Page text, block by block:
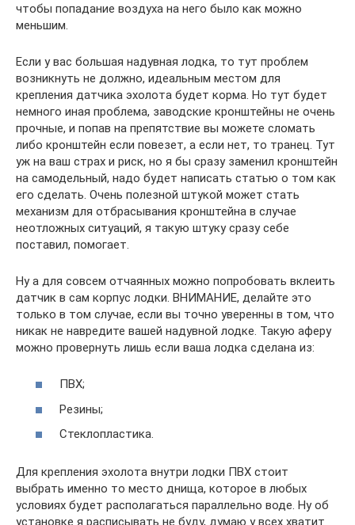
чтобы попадание воздуха на него было как можно
меньшим.
Если у вас большая надувная лодка, то тут проблем
возникнуть не должно, идеальным местом для
крепления датчика эхолота будет корма. Но тут будет
немного иная проблема, заводские кронштейны не очень
прочные, и попав на препятствие вы можете сломать
либо кронштейн если повезет, а если нет, то транец. Тут
уж на ваш страх и риск, но я бы сразу заменил кронштейн
на самодельный, надо будет написать статью о том как
его сделать. Очень полезной штукой может стать
механизм для отбрасывания кронштейна в случае
неотложных ситуаций, я такую штуку сразу себе
поставил, помогает.
Ну а для совсем отчаянных можно попробовать вклеить
датчик в сам корпус лодки. ВНИМАНИЕ, делайте это
только в том случае, если вы точно уверенны в том, что
никак не навредите вашей надувной лодке. Такую аферу
можно провернуть лишь если ваша лодка сделана из:
ПВХ;
Резины;
Стеклопластика.
Для крепления эхолота внутри лодки ПВХ стоит
выбрать именно то место днища, которое в любых
условиях будет располагаться параллельно воде. Ну об
установке я расписывать не буду, думаю у всех хватит